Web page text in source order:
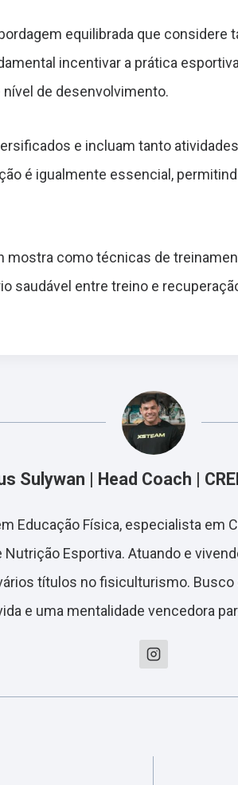
equilibrada que
incentivar a prática
de desenvolvimento.
e incluam tanto
é igualmente essencial,
mostra como técnicas de
saudável entre treino e
Sulywan | Head Coach |
Educação Física, especialista em
Esportiva. Atuando e
títulos no fisiculturismo.
e uma mentalidade vencedora